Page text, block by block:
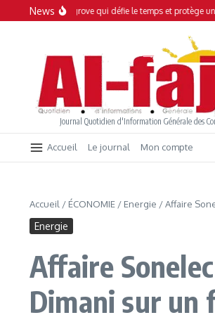
Aller au contenu
News
mangrove qui défie le temps et protège une
Journal Quotidien d'Information Générale des
Accueil Le journal Mon compte
Accueil / ÉCONOMIE / Energie /Affaire
Energie
Affaire
Dimani sur un